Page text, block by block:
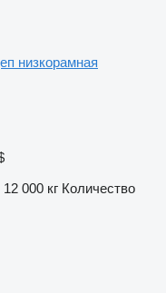
низкорамная
12 000 кг Количество